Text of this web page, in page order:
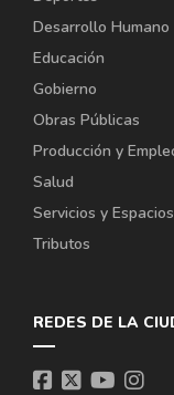
Desarrollo Humano
Educación
Gobierno
Obras Públicas
Producción y
Salud
Servicios y
Tributos
REDES DE LA